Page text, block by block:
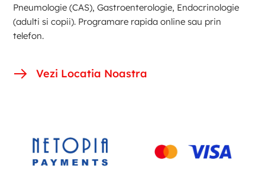
Pneumologie (CAS), Gastroenterologie, Endocrinologie
(adulti si copii). Programare rapida online sau prin
telefon.
Vezi Locatia Noastra